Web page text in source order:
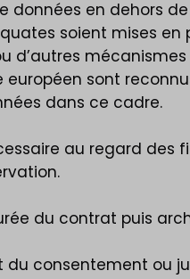
en dehors
soient mises en
sont
dans ce cadre.
au regard des
du contrat puis
consentement ou